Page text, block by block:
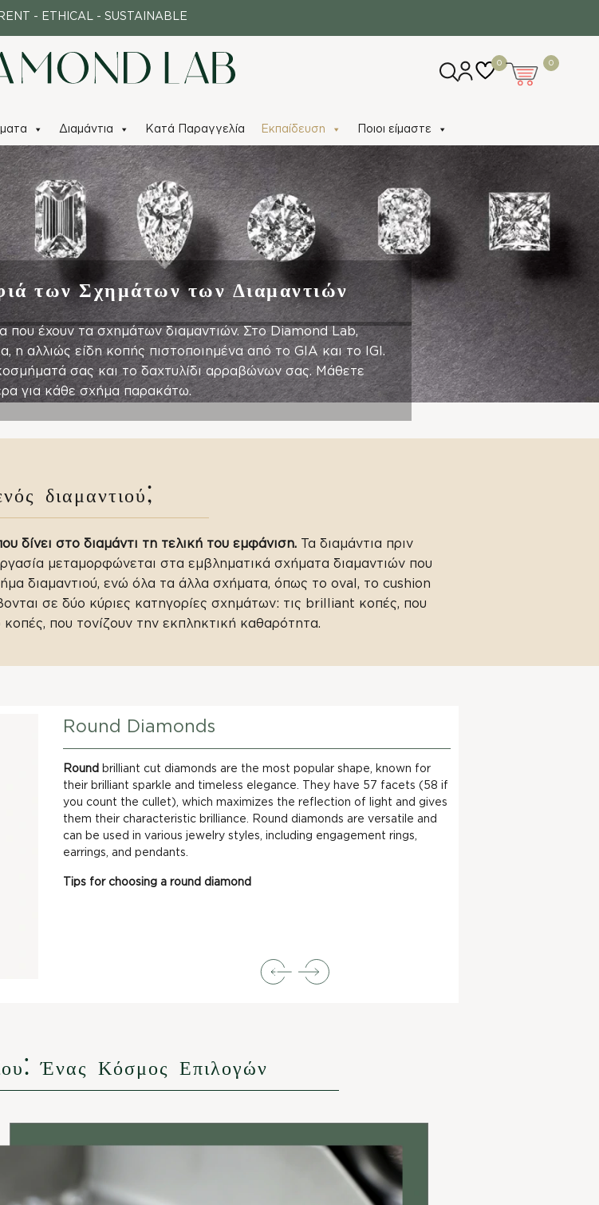
- ETHICAL - SUSTAINABLE
0 0
Διαμάντια Κατά Παραγγελία Εκπαίδευση Ποιοι είμαστε
των Σχημάτων των Διαμαντιών
που έχουν τα σχημάτων διαμαντιών. Στο Diamond Lab,
η αλλιώς είδη κοπής πιστοποιημένα από το GIA και το IGI.
σας και το δαχτυλίδι αρραβώνων σας. Μάθετε
για κάθε σχήμα παρακάτω.
διαμαντιού;
δίνει στο διαμάντι τη τελική του εμφάνιση.Τα διαμάντια πριν
μεταμορφώνεται στα εμβληματικά σχήματα διαμαντιών που
διαμαντιού, ενώ όλα τα άλλα σχήματα, όπως το oval, το cushion
σε δύο κύριες κατηγορίες σχημάτων: τις brilliant κοπές, που
που τονίζουν την εκπληκτική καθαρότητα.
Round Diamonds
Round brilliant cut diamonds are the most popular shape, known for
their brilliant sparkle and timeless elegance. They have 57 facets (58 if
you count the cullet), which maximizes the reflection of light and gives
them their characteristic brilliance. Round diamonds are versatile and
can be used in various jewelry styles, including engagement rings,
earrings, and pendants.
Tips for choosing a round diamond
Ένας Κόσμος Επιλογών